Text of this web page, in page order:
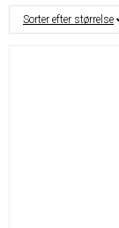
Sorter efter størrelse